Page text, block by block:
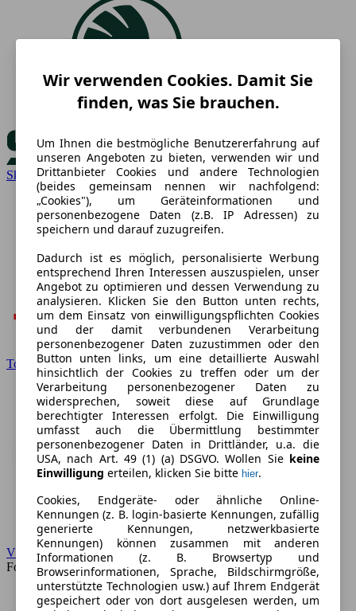
Skoda
Toyota
VW
Forum
Wir verwenden Cookies. Damit Sie
finden, was Sie brauchen.
Um Ihnen die bestmögliche Benutzererfahrung auf
unseren Angeboten zu bieten, verwenden wir und
Drittanbieter Cookies und andere Technologien
(beides gemeinsam nennen wir nachfolgend:
„Cookies"), um Geräteinformationen und
personenbezogene Daten (z.B. IP Adressen) zu
speichern und darauf zuzugreifen.
Dadurch ist es möglich, personalisierte Werbung
entsprechend Ihren Interessen auszuspielen, unser
Angebot zu optimieren und dessen Verwendung zu
analysieren. Klicken Sie den Button unten rechts,
um dem Einsatz von einwilligungspflichten Cookies
und der damit verbundenen Verarbeitung
personenbezogener Daten zuzustimmen oder den
Button unten links, um eine detaillierte Auswahl
hinsichtlich der Cookies zu treffen oder um der
Verarbeitung personenbezogener Daten zu
widersprechen, soweit diese auf Grundlage
berechtigter Interessen erfolgt. Die Einwilligung
umfasst auch die Übermittlung bestimmter
personenbezogener Daten in Drittländer, u.a. die
USA, nach Art. 49 (1) (a) DSGVO. Wollen Sie keine
Einwilligung erteilen, klicken Sie bitte hier.
Cookies, Endgeräte- oder ähnliche Online-
Kennungen (z. B. login-basierte Kennungen, zufällig
generierte Kennungen, netzwerkbasierte
Kennungen) können zusammen mit anderen
Informationen (z. B. Browsertyp und
Browserinformationen, Sprache, Bildschirmgröße,
unterstützte Technologien usw.) auf Ihrem Endgerät
gespeichert oder von dort ausgelesen werden, um